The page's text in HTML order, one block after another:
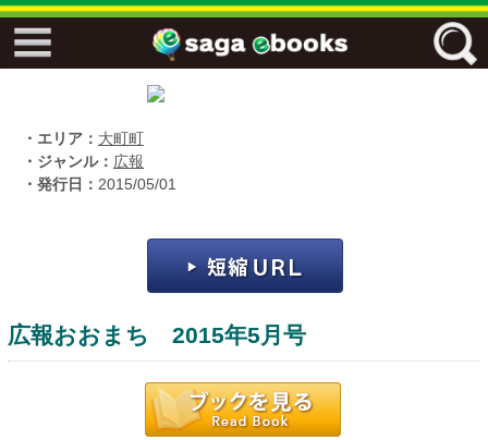
エリア
キーワード
・エリア： 大町町
・ジャンル： 広報
・発行日： 2015/05/01
広報おおまち 2015年5月号
↓↓ ebooks専用本棚 ↓↓